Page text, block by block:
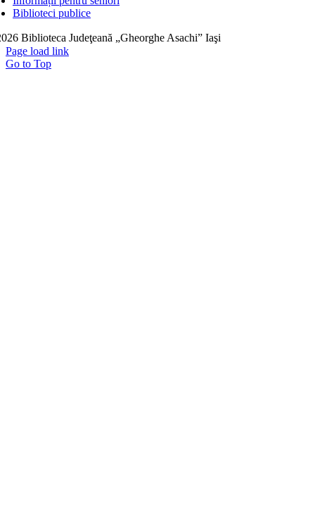
Biblioteci publice
Biblioteca Judeţeană „Gheorghe Asachi” Iaşi
Page load link
Go to Top